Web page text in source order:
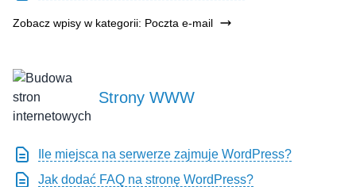
Zobacz wpisy w kategorii: Poczta e-mail
Strony WWW
Ile miejsca na serwerze zajmuje WordPress?
Jak dodać FAQ na stronę WordPress?